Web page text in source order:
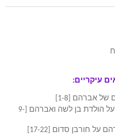
עיקריים:
אברהם [1-8]
בשורת המלאך על הולדת בן לשה ואברהם [9-
על חורבן סדום [17-22]